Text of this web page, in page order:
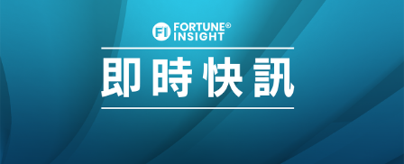
財經｜日經失守6.5萬點後回穩 全周仍升近2%
財經｜恒隆10月換帥 玩具「反」斗城亞洲CEO蔡德
財經｜韓股反覆波動收跌 連挫7周創逾3年最長跌勢
財經｜內地7月美元計價出口增近24%勝預期 貿易順